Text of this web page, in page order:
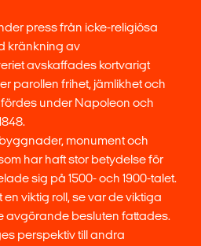
press från icke-religiösa
kränkning av
avskaffades kortvarigt
parollen frihet, jämlikhet och
under Napoleon och
monument och
har haft stor betydelse för
sig på 1500- och 1900-talet.
viktig roll, se var de viktiga
avgörande besluten fattades.
perspektiv till andra